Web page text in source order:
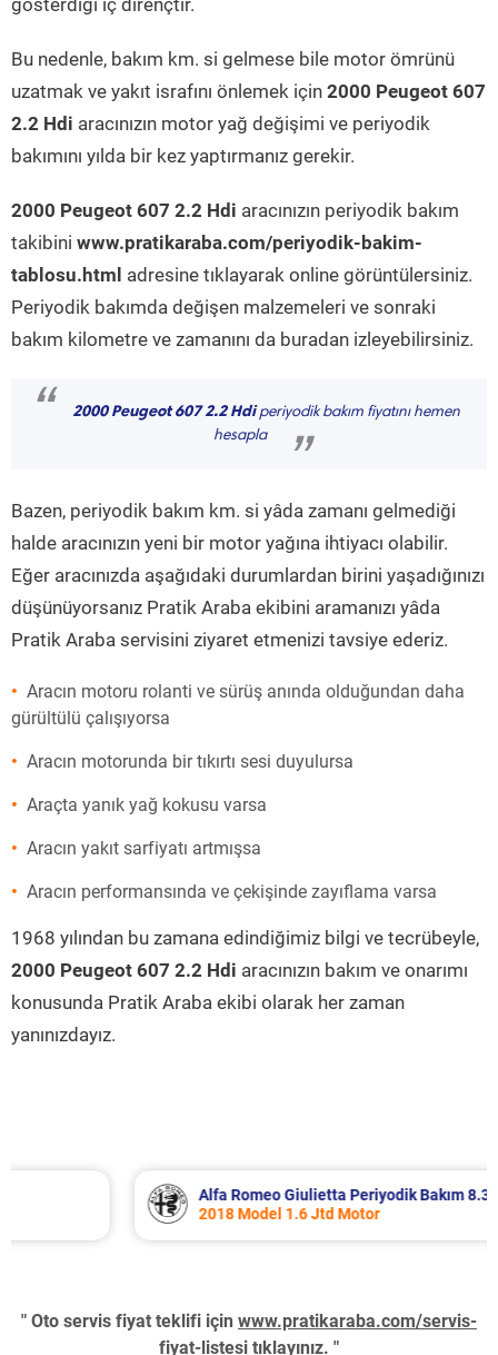
gösterdiği iç dirençtir.
Bu nedenle, bakım km. si gelmese bile motor ömrünü
uzatmak ve yakıt israfını önlemek için 2000 Peugeot 607
2.2 Hdi aracınızın motor yağ değişimi ve periyodik
bakımını yılda bir kez yaptırmanız gerekir.
2000 Peugeot 607 2.2 Hdi aracınızın periyodik bakım
takibini www.pratikaraba.com/periyodik-bakim-
tablosu.html adresine tıklayarak online görüntülersiniz.
Periyodik bakımda değişen malzemeleri ve sonraki
bakım kilometre ve zamanını da buradan izleyebilirsiniz.
“ 2000 Peugeot 607 2.2 Hdiperiyodik bakım fiyatını hemen
hesapla
”
Bazen, periyodik bakım km. si yâda zamanı gelmediği
halde aracınızın yeni bir motor yağına ihtiyacı olabilir.
Eğer aracınızda aşağıdaki durumlardan birini yaşadığınızı
düşünüyorsanız Pratik Araba ekibini aramanızı yâda
Pratik Araba servisini ziyaret etmenizi tavsiye ederiz.
Aracın motoru rolanti ve sürüş anında olduğundan daha
gürültülü çalışıyorsa
Aracın motorunda bir tıkırtı sesi duyulursa
Araçta yanık yağ kokusu varsa
Aracın yakıt sarfiyatı artmışsa
Aracın performansında ve çekişinde zayıflama varsa
1968 yılından bu zamana edindiğimiz bilgi ve tecrübeyle,
2000 Peugeot 607 2.2 Hdi aracınızın bakım ve onarımı
konusunda Pratik Araba ekibi olarak her zaman
yanınızdayız.
Alfa Romeo Giulietta Periyodik Bakım 8.340 TL
2018 Model 1.6 Jtd Motor
" Oto servis fiyat teklifi için www.pratikaraba.com/servis-
fiyat-listesi tıklayınız. "